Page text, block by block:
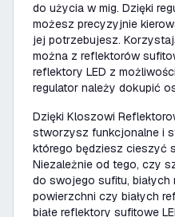
do użycia w mig. Dzięki
możesz precyzyjnie
jej potrzebujesz.
można z reflektorów
reflektory LED z
regulator należy dokupić
Dzięki Kloszowi
stworzysz funkcjonalne i
którego będziesz cieszyć
Niezależnie od tego, czy
do swojego sufitu,
powierzchni czy białych
białe reflektory sufitowe